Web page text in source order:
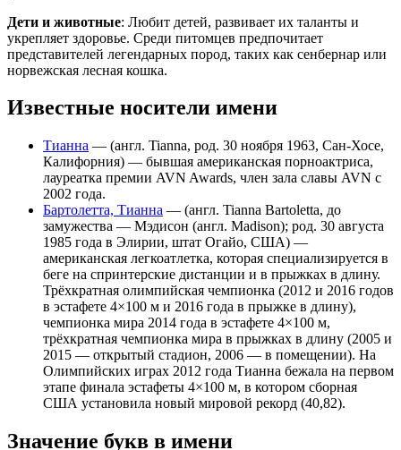
Дети и животные: Любит детей, развивает их таланты и
укрепляет здоровье. Среди питомцев предпочитает
представителей легендарных пород, таких как сенбернар или
норвежская лесная кошка.
Известные носители имени
Тианна — (англ. Tianna, род. 30 ноября 1963, Сан-Хосе,
Калифорния) — бывшая американская порноактриса,
лауреатка премии AVN Awards, член зала славы AVN с
2002 года.
Бартолетта, Тианна — (англ. Tianna Bartoletta, до
замужества — Мэдисон (англ. Madison); род. 30 августа
1985 года в Элирии, штат Огайо, США) —
американская легкоатлетка, которая специализируется в
беге на спринтерские дистанции и в прыжках в длину.
Трёхкратная олимпийская чемпионка (2012 и 2016 годов
в эстафете 4×100 м и 2016 года в прыжке в длину),
чемпионка мира 2014 года в эстафете 4×100 м,
трёхкратная чемпионка мира в прыжках в длину (2005 и
2015 — открытый стадион, 2006 — в помещении). На
Олимпийских играх 2012 года Тианна бежала на первом
этапе финала эстафеты 4×100 м, в котором сборная
США установила новый мировой рекорд (40,82).
Значение букв в имени